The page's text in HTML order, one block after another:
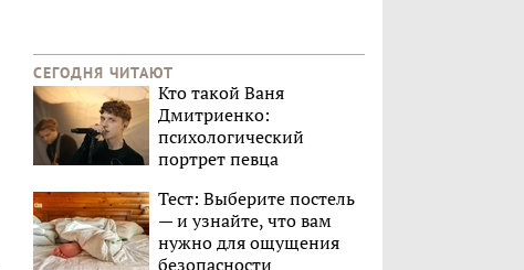
СЕГОДНЯ ЧИТАЮТ
Кто такой Ваня
Дмитриенко:
психологический
портрет певца
Тест: Выберите постель
— и узнайте, что вам
нужно для ощущения
безопасности